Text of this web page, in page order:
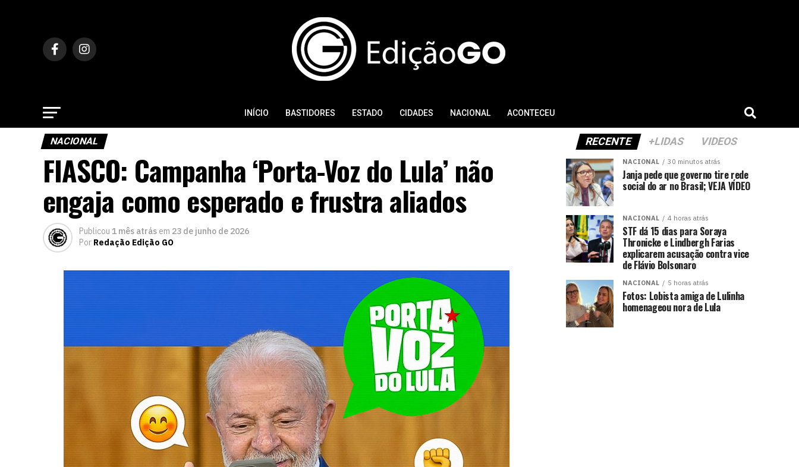
INÍCIO BASTIDORES ESTADO CIDADES NACIONAL ACONTECEU
NACIONAL
FIASCO: Campanha ‘Porta-Voz do Lula’ não
engaja como esperado e frustra aliados
Publicou1 mês atrásem 23 de junho de 2026
PorRedação Edição GO
RECENTE +LIDAS VIDEOS
NACIONAL 30 minutos atrás
Janja pede que governo tire rede
social do ar no Brasil; VEJA VÍDEO
NACIONAL 4 horas atrás
STF dá 15 dias para Soraya
Thronicke e Lindbergh Farias
explicarem acusação contra vice
de Flávio Bolsonaro
NACIONAL 5 horas atrás
Fotos: Lobista amiga de Lulinha
homenageou nora de Lula